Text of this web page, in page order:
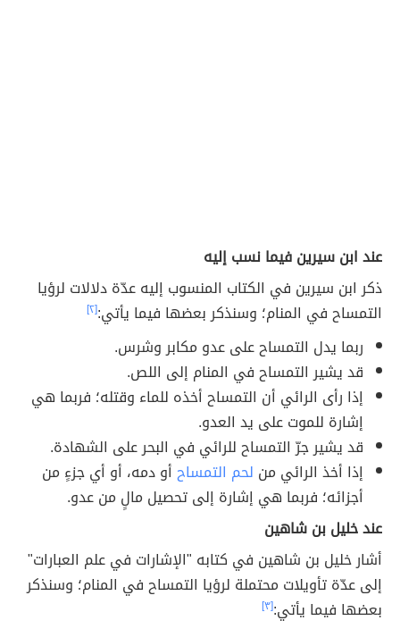
عند ابن سيرين فيما نسب إليه
ذكر ابن سيرين في الكتاب المنسوب إليه عدّة دلالات لرؤيا
التمساح في المنام؛ وسنذكر بعضها فيما يأتي:[٢]
ربما يدل التمساح على عدو مكابر وشرس.
قد يشير التمساح في المنام إلى اللص.
إذا رأى الرائي أن التمساح أخذه للماء وقتله؛ فربما هي
إشارة للموت على يد العدو.
قد يشير جرّ التمساح للرائي في البحر على الشهادة.
إذا أخذ الرائي من لحم التمساحأو دمه، أو أي جزءٍ من
أجزائه؛ فربما هي إشارة إلى تحصيل مالٍ من عدو.
عند خليل بن شاهين
أشار خليل بن شاهين في كتابه "الإشارات في علم العبارات"
إلى عدّة تأويلات محتملة لرؤيا التمساح في المنام؛ وسنذكر
بعضها فيما يأتي:[٣]